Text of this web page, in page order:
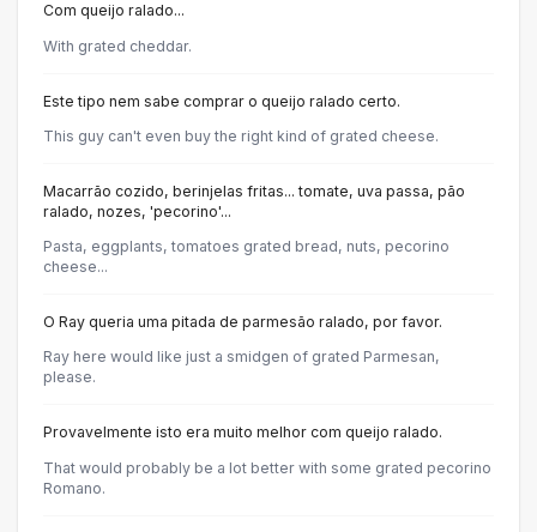
Com queijo ralado...
With grated cheddar.
Este tipo nem sabe comprar o queijo ralado certo.
This guy can't even buy the right kind of grated cheese.
Macarrão cozido, berinjelas fritas... tomate, uva passa, pão
ralado, nozes, 'pecorino'...
Pasta, eggplants, tomatoes grated bread, nuts, pecorino
cheese...
O Ray queria uma pitada de parmesão ralado, por favor.
Ray here would like just a smidgen of grated Parmesan,
please.
Provavelmente isto era muito melhor com queijo ralado.
That would probably be a lot better with some grated pecorino
Romano.